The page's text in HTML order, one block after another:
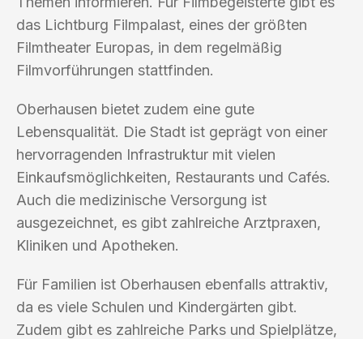
das Lichtburg Filmpalast, eines der größten
Filmtheater Europas, in dem regelmäßig
Filmvorführungen stattfinden.
Oberhausen bietet zudem eine gute
Lebensqualität. Die Stadt ist geprägt von einer
hervorragenden Infrastruktur mit vielen
Einkaufsmöglichkeiten, Restaurants und Cafés.
Auch die medizinische Versorgung ist
ausgezeichnet, es gibt zahlreiche Arztpraxen,
Kliniken und Apotheken.
Für Familien ist Oberhausen ebenfalls attraktiv,
da es viele Schulen und Kindergärten gibt.
Zudem gibt es zahlreiche Parks und Spielplätze,